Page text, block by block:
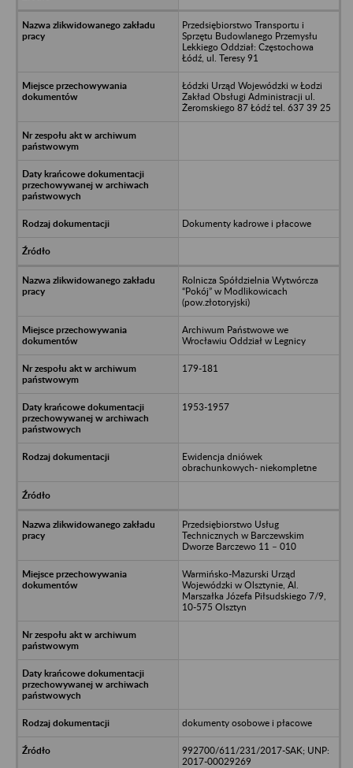
Przedsiębiorstwo Transportu i
Sprzętu Budowlanego Przemysłu
Lekkiego Oddział: Częstochowa
Łódź, ul. Teresy 91
Łódzki Urząd Wojewódzki w Łodzi
Zakład Obsługi Administracji ul.
Żeromskiego 87 Łódź tel. 637 39 25
Dokumenty kadrowe i płacowe
Rolnicza Spółdzielnia Wytwórcza
“Pokój” w Modlikowicach
(pow.złotoryjski)
Archiwum Państwowe we
Wrocławiu Oddział w Legnicy
179-181
1953-1957
Ewidencja dniówek
obrachunkowych- niekompletne
Przedsiębiorstwo Usług
Technicznych w Barczewskim
Dworze Barczewo 11 – 010
Warmińsko-Mazurski Urząd
Wojewódzki w Olsztynie, Al.
Marszałka Józefa Piłsudskiego 7/9,
10-575 Olsztyn
dokumenty osobowe i płacowe
992700/611/231/2017-SAK; UNP:
2017-00029269